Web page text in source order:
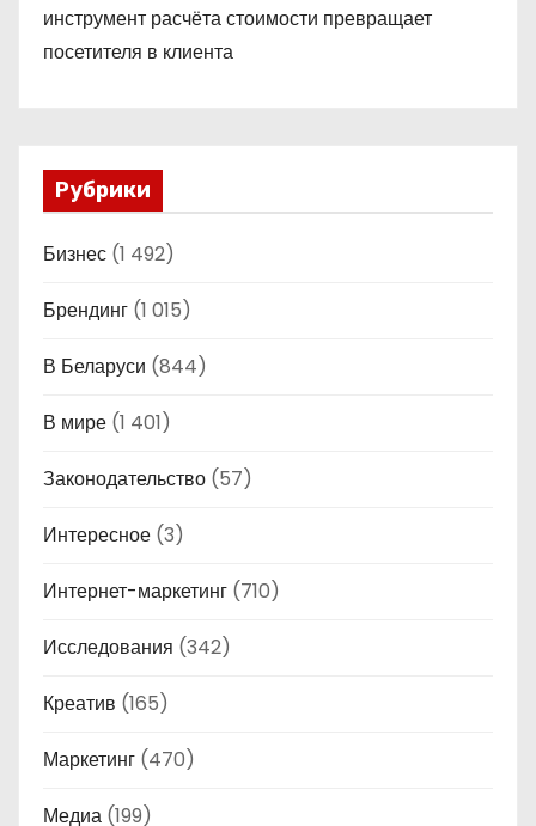
инструмент расчёта стоимости превращает
посетителя в клиента
Рубрики
Бизнес (1 492)
Брендинг (1 015)
В Беларуси (844)
В мире (1 401)
Законодательство (57)
Интересное (3)
Интернет-маркетинг (710)
Исследования (342)
Креатив (165)
Маркетинг (470)
Медиа (199)